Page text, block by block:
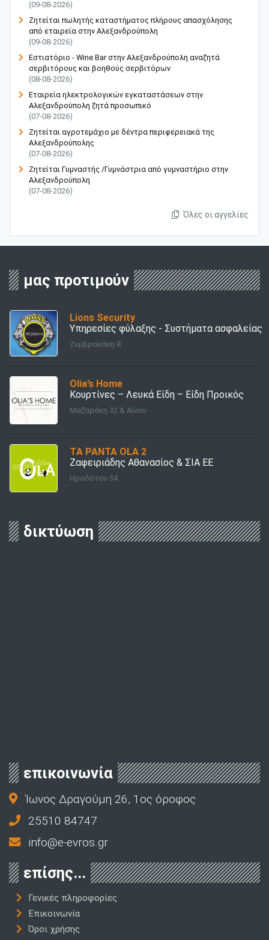
(09-08-2026)
Ζητείται πωλητής καταστήματος πλήρους απασχόλησης
από εταιρεία στην Αλεξανδρούπολη
(09-08-2026)
Εστιατόριο - Wine Bar στην Αλεξανδρούπολη αναζητά
σερβιτόρους και βοηθούς σερβιτόρων
(08-08-2026)
Εταιρεία ηλεκτρολογικών εγκαταστάσεων στην
Αλεξανδρούπολη ζητά προσωπικό
(07-08-2026)
Ζητείται αγροτεμάχιο με δέντρα περιφερειακά της
Αλεξανδρούπολης
(07-08-2026)
Ζητείται Γυμναστής /Γυμνάστρια από γυμναστήριο στην
Αλεξανδρούπολη
(07-08-2026)
Όλες οι αγγελίες
μας προτιμούν
Lions Security
Υπηρεσίες φύλαξης - Συστήματα ασφαλείας
Ζυμβρακάκη 8
Olia’s Home
Κουρτίνες – Λευκά Είδη – Είδη Προικός
Μαζαράκη 32 & Αίνου
TΑ PANTA OLA 2
Ζαφειριάδης Αθανασίος & ΣΙΑ ΕΕ
Ηροδότου 54
δικτύωση
επικοινωνία
Ίωνος Δραγούμη 26, 1ος όροφος
25510 84747
info@e-evros.gr
επίσης...
Γενικές πληροφορίες
Επικοινωνία
Όροι χρήσης